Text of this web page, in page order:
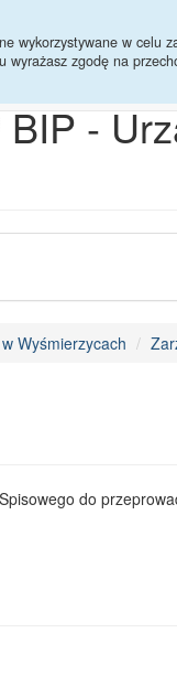
w celu
wyrażasz zgodę na
BIP -
Wyśmierzycach
do